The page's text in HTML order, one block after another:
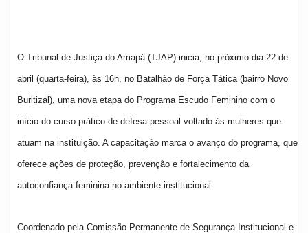
O Tribunal de Justiça do Amapá (TJAP) inicia, no próximo dia 22 de
abril (quarta-feira), às 16h, no Batalhão de Força Tática (bairro Novo
Buritizal), uma nova etapa do Programa Escudo Feminino com o
início do curso prático de defesa pessoal voltado às mulheres que
atuam na instituição. A capacitação marca o avanço do programa, que
oferece ações de proteção, prevenção e fortalecimento da
autoconfiança feminina no ambiente institucional.
Coordenado pela Comissão Permanente de Segurança Institucional e